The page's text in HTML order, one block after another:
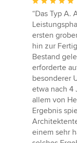
Bewertung:
5
von
5
Sternen
“Das Typ A.
ersten
hin zur
Bestand
erforderte
besonderer
etwa nach 4
allem von
Ergebnis
einem sehr